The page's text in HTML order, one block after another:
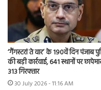
‘गैंगस्टरां ते वार’ के 190वें दिन पंजाब
की बड़ी कार्रवाई, 641 स्थानों पर
313 गिरफ्तार
30 July 2026 - 11:16 AM